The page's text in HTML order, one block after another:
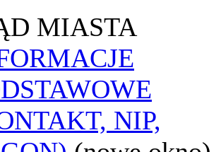
MIASTA
NIP,